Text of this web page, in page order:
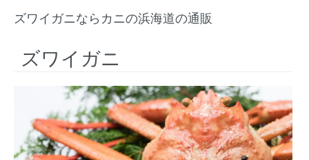
ズワイガニならカニの浜海道の通販
ズワイガニ